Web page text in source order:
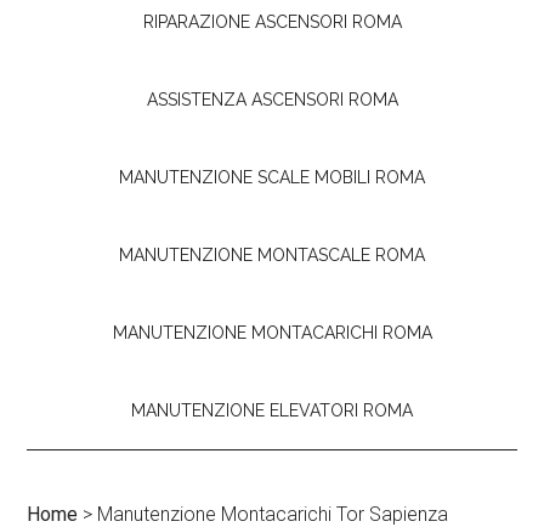
RIPARAZIONE ASCENSORI ROMA
ASSISTENZA ASCENSORI ROMA
MANUTENZIONE SCALE MOBILI ROMA
MANUTENZIONE MONTASCALE ROMA
MANUTENZIONE MONTACARICHI ROMA
MANUTENZIONE ELEVATORI ROMA
Home > Manutenzione Montacarichi Tor Sapienza